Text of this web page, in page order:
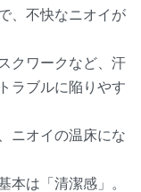
、不快なニオイが
クワークなど、汗
ラブルに陥りやす
ニオイの温床にな
本は「清潔感」。